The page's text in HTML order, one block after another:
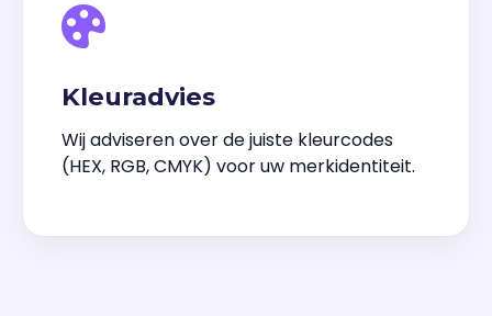
Kleuradvies
Wij adviseren over de juiste kleurcodes
(HEX, RGB, CMYK) voor uw merkidentiteit.